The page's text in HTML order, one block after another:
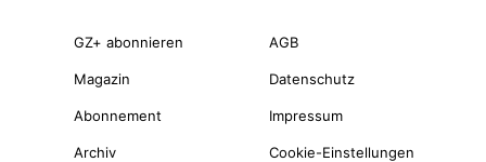
GZ+ abonnieren
Magazin
Abonnement
Archiv
AGB
Datenschutz
Impressum
Cookie-Einstellungen